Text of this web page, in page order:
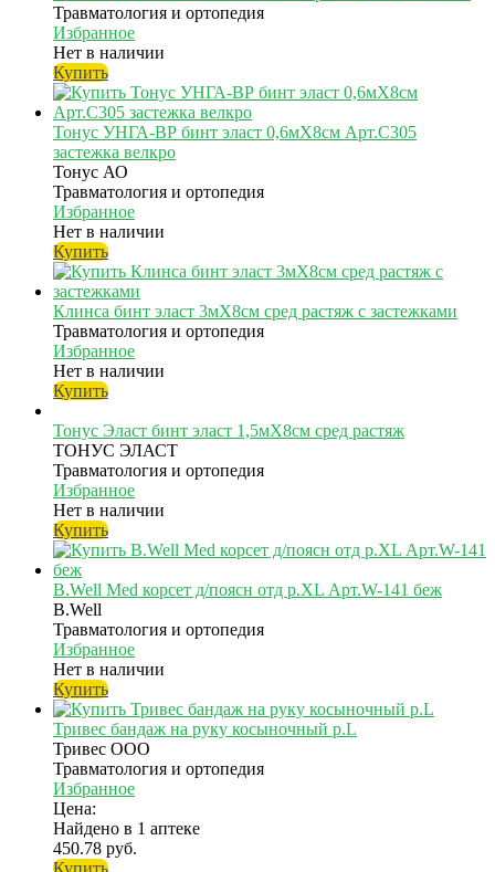
Травматология и ортопедия
Избранное
Нет в наличии
Купить
Тонус УНГА-ВР бинт эласт 0,6мX8см Арт.С305
застежка велкро
Тонус АО
Травматология и ортопедия
Избранное
Нет в наличии
Купить
Клинса бинт эласт 3мX8см сред растяж с застежками
Травматология и ортопедия
Избранное
Нет в наличии
Купить
Тонус Эласт бинт эласт 1,5мX8см сред растяж
ТОНУС ЭЛАСТ
Травматология и ортопедия
Избранное
Нет в наличии
Купить
B.Well Med корсет д/поясн отд р.XL Арт.W-141 беж
B.Well
Травматология и ортопедия
Избранное
Нет в наличии
Купить
Тривес бандаж на руку косыночный р.L
Тривес ООО
Травматология и ортопедия
Избранное
Цена:
Найдено в 1 аптеке
450.78 руб.
Купить